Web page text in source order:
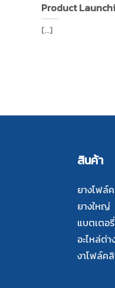
Product
[...]
สินค้า
ยางโฟล์
ยางใหญ่
แบตเตอรี่
อะไหล่ต่
งาโฟล์ค